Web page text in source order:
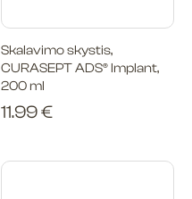
Skalavimo skystis,
CURASEPT ADS® Implant,
200 ml
11.99€